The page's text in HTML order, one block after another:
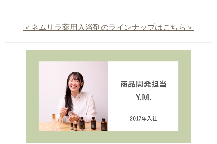
＜ネムリラ薬用入浴剤のラインナップはこちら＞